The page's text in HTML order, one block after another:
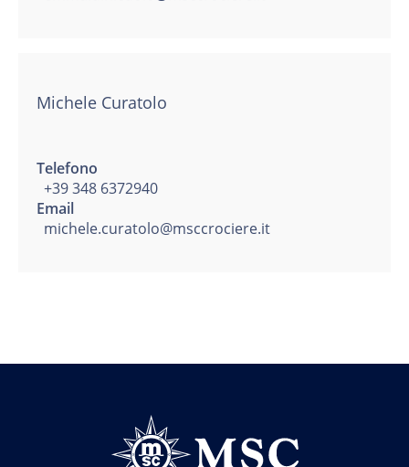
Michele Curatolo
Telefono
+39 348 6372940
Email
michele.curatolo@msccrociere.it